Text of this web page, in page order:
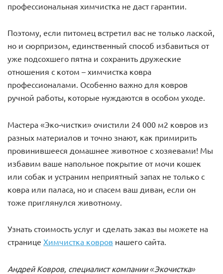
профессиональная химчистка не даст гарантии.
Поэтому, если питомец встретил вас не только лаской,
но и сюрпризом, единственный способ избавиться от
уже подсохшего пятна и сохранить дружеские
отношения с котом – химчистка ковра
профессионалами. Особенно важно для ковров
ручной работы, которые нуждаются в особом уходе.
Мастера «Эко-чистки» очистили 24 000 м2 ковров из
разных материалов и точно знают, как примирить
провинившееся домашнее животное с хозяевами! Мы
избавим ваше напольное покрытие от мочи кошек
или собак и устраним неприятный запах не только с
ковра или паласа, но и спасем ваш диван, если он
тоже приглянулся животному.
Узнать стоимость услуг и сделать заказ вы можете на
странице Химчистка ковров нашего сайта.
Андрей Ковров, специалист компании «Экочистка»